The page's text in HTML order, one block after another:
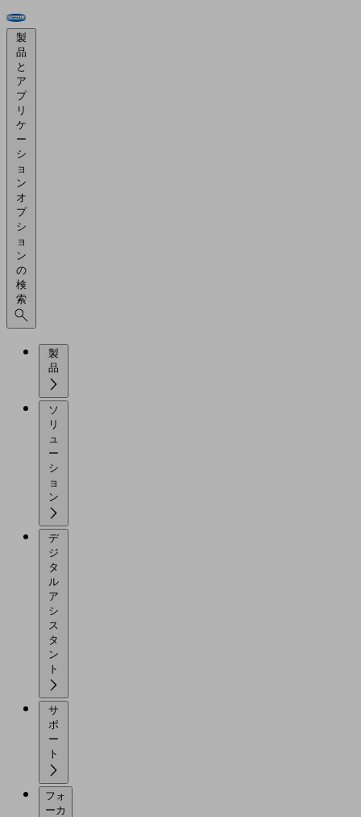
製
品
と
ア
プ
リ
ケ
ー
シ
ョ
ン
オ
プ
シ
ョ
ン
の
検
索
製
ソ
リ
ュ
ー
シ
ョ
デ
ジ
タ
ル
ア
シ
ス
タ
ン
サ
ポ
ー
フォ
ーカ